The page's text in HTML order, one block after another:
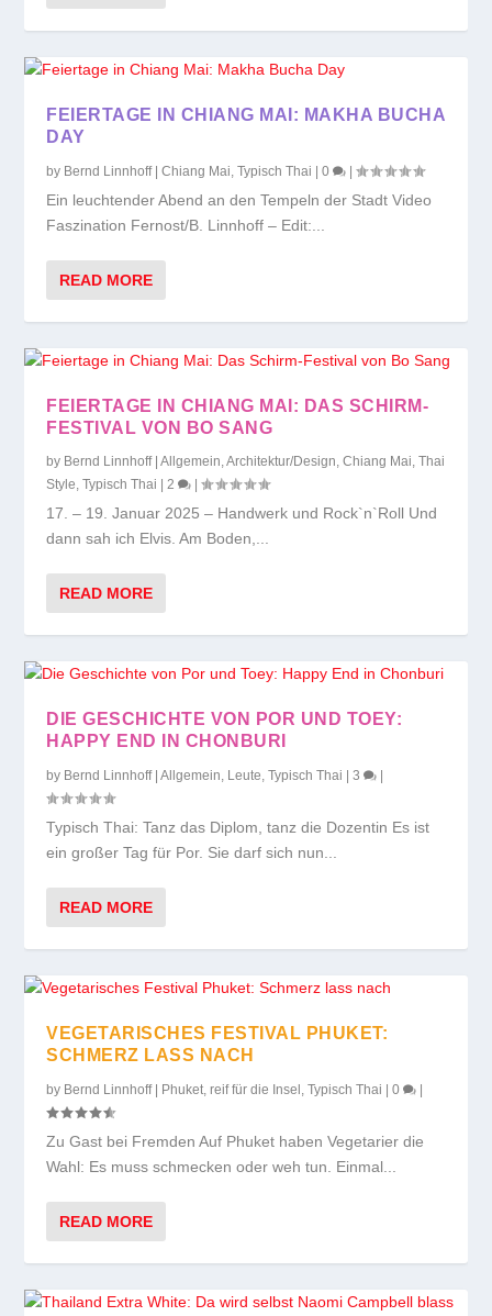
FEIERTAGE IN CHIANG MAI: MAKHA BUCHA
DAY
by Bernd Linnhoff|Chiang Mai,Typisch Thai |0 |
Ein leuchtender Abend an den Tempeln der Stadt Video
Faszination Fernost/B. Linnhoff – Edit:...
READ MORE
FEIERTAGE IN CHIANG MAI: DAS SCHIRM-
FESTIVAL VON BO SANG
by Bernd Linnhoff|Allgemein,Architektur/Design,Chiang Mai,Thai
Style,Typisch Thai |2 |
17. – 19. Januar 2025 – Handwerk und Rock`n`Roll Und
dann sah ich Elvis. Am Boden,...
READ MORE
DIE GESCHICHTE VON POR UND TOEY:
HAPPY END IN CHONBURI
by Bernd Linnhoff|Allgemein, Leute,Typisch Thai |3
Typisch Thai: Tanz das Diplom, tanz die Dozentin Es ist
ein großer Tag für Por. Sie darf sich nun...
READ MORE
VEGETARISCHES FESTIVAL PHUKET:
SCHMERZ LASS NACH
by Bernd Linnhoff| Phuket,reif für die Insel ,Typisch Thai |0
Zu Gast bei Fremden Auf Phuket haben Vegetarier die
Wahl: Es muss schmecken oder weh tun. Einmal...
READ MORE